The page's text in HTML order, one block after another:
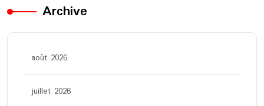
Archive
août 2026
juillet 2026